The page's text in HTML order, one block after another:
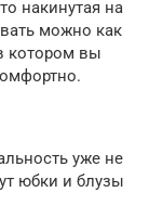
накинутая на
можно как
котором вы
уже не
юбки и блузы